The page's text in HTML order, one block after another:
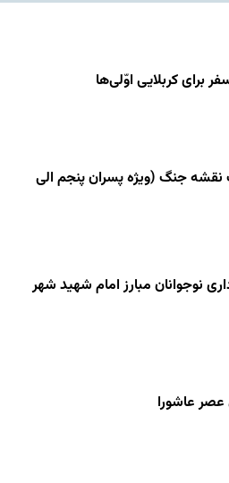
برای کربلایی اوّلی‌ها
نقشه جنگ (ویژه پسران پنجم الی
نوجوانان مبارز امام شهید شهر
عاشورا